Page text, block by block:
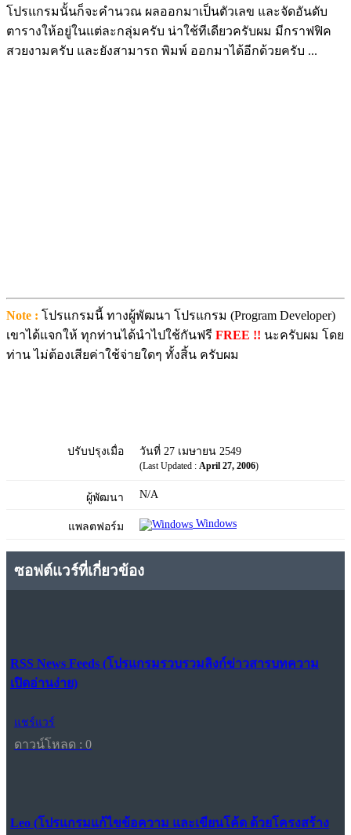
โปรแกรมนั้นก็จะคำนวณ ผลออกมาเป็นตัวเลข และจัดอันดับ
ตารางให้อยู่ในแต่ละกลุ่มครับ น่าใช้ทีเดียวครับผม มีกราฟฟิค
สวยงามครับ และยังสามารถ พิมพ์ ออกมาได้อีกด้วยครับ ...
Note : โปรแกรมนี้ ทางผู้พัฒนา โปรแกรม (Program Developer)
เขาได้แจกให้ ทุกท่านได้นำไปใช้กันฟรี FREE !! นะครับผม โดย
ท่าน ไม่ต้องเสียค่าใช้จ่ายใดๆ ทั้งสิ้น ครับผม
ปรับปรุงเมื่อ วันที่ 27 เมษายน 2549
(Last Updated : April 27, 2006)
ผู้พัฒนา N/A
แพลตฟอร์ม Windows
ซอฟต์แวร์ที่เกี่ยวข้อง
RSS News Feeds (โปรแกรมรวบรวมลิงก์ข่าวสารบทความ
เปิดอ่านง่าย)
แชร์แวร์
ดาวน์โหลด : 0
Leo (โปรแกรมแก้ไขข้อความ และเขียนโค้ด ด้วยโครงสร้าง